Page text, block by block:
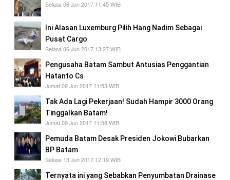
Selasa 06 Jun 2017 11:45 WIB
Ini Alasan Luxemburg Pilih Hang Nadim Sebagai
Pusat Cargo
Selasa 06 Jun 2017 13:27 WIB
Pengusaha Batam Sambut Antusias Penggantian
Hatanto Cs
Jumat 09 Jun 2017 11:53 WIB
Tak Ada Lagi Pekerjaan! Sudah Hampir 3000 Orang
Tinggalkan Batam!
Jumat 09 Jun 2017 11:58 WIB
Pemuda Batam Desak Presiden Jokowi Bubarkan
BP Batam
Selasa 13 Jun 2017 12:19 WIB
Ternyata ini yang Sebabkan Penyumbatan Drainase